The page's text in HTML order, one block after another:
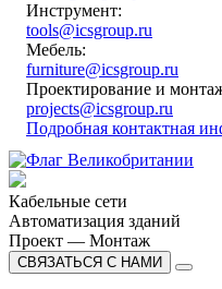
Инструмент:
tools@icsgroup.ru
Мебель:
furniture@icsgroup.ru
Проектирование и
projects@icsgroup.ru
Подробная контактная
Кабельные сети
Автоматизация зданий
Проект — Монтаж
СВЯЗАТЬСЯ С НАМИ